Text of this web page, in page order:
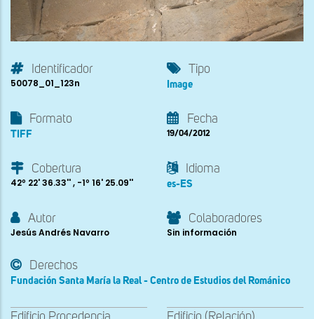
Identificador
50078_01_123n
Tipo
Image
Formato
TIFF
Fecha
19/04/2012
Cobertura
42º 22' 36.33'' , -1º 16' 25.09''
Idioma
es-ES
Autor
Jesús Andrés Navarro
Colaboradores
Sin información
Derechos
Fundación Santa María la Real - Centro de Estudios del Románico